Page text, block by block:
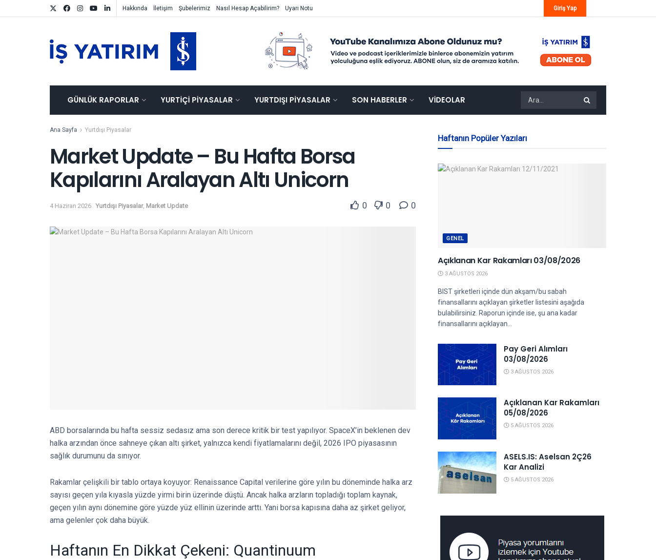
Hakkında İletişim Şubelerimiz Nasıl Hesap Açabilirim? Uyarı Notu Giriş Yap
GÜNLÜK RAPORLAR YURTIÇI PIYASALAR YURTDIŞI PIYASALAR SON HABERLER VIDEOLAR
Ana Sayfa Yurtdışı Piyasalar
Market Update – Bu Hafta Borsa
Kapılarını Aralayan Altı Unicorn
4 Haziran 2026 Yurtdışı Piyasalar, Market Update 0 0 0
ABD borsalarında bu hafta sessiz sedasız ama son derece kritik bir test yapılıyor. SpaceX’in beklenen dev
halka arzından önce sahneye çıkan altı şirket, yalnızca kendi fiyatlamalarını değil, 2026 IPO piyasasının
sağlık durumunu da sınıyor.
Rakamlar çelişkili bir tablo ortaya koyuyor: Renaissance Capital verilerine göre yılın bu döneminde halka arz
sayısı geçen yıla kıyasla yüzde yirmi birin üzerinde düştü. Ancak halka arzların topladığı toplam kaynak,
geçen yılın aynı dönemine göre yüzde yüz ellinin üzerinde arttı. Yani borsa kapısına daha az şirket geliyor,
ama gelenler çok daha büyük.
Haftanın En Dikkat Çekeni: Quantinuum
Haftanın Popüler Yazıları
GENEL
Açıklanan Kar Rakamları 03/08/2026
3 AĞUSTOS 2026
BIST şirketleri içinde dün akşam/bu sabah
finansallarını açıklayan şirketler listesini aşağıda
bulabilirsiniz. Raporun içinde ise, şu ana kadar
finansallarını açıklayan...
Pay Geri Alımları
03/08/2026
3 AĞUSTOS 2026
Açıklanan Kar Rakamları
05/08/2026
5 AĞUSTOS 2026
ASELS.IS: Aselsan 2Ç26
Kar Analizi
5 AĞUSTOS 2026